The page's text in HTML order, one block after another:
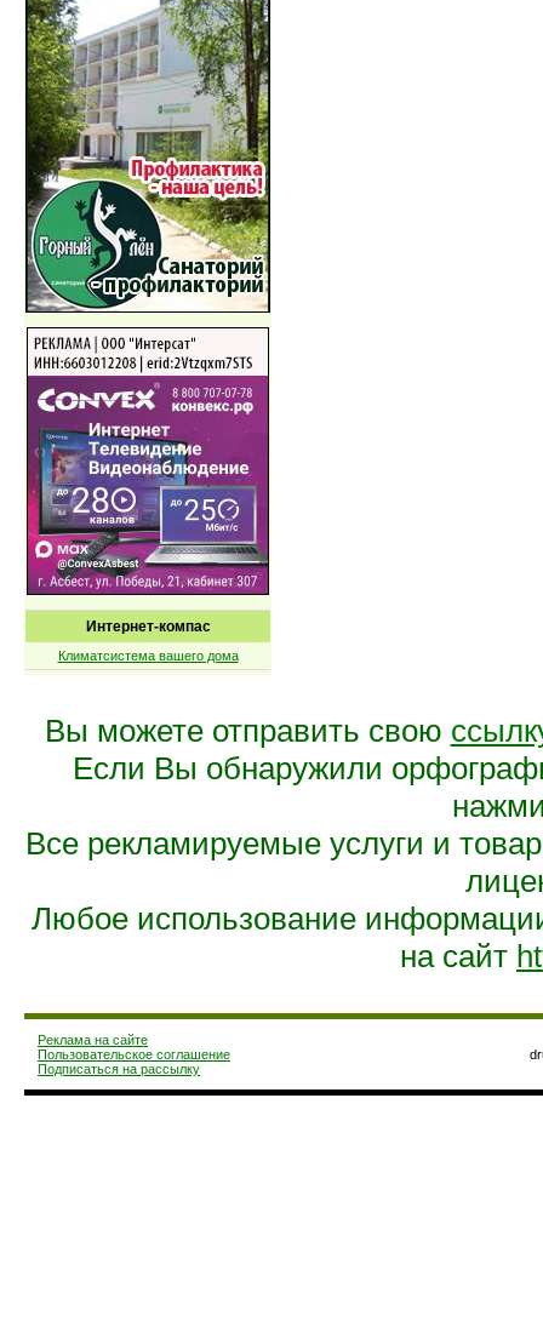
Интернет-компас
Климатсистема вашего дома
Вы можете отправить свою
Если Вы обнаружили
Все рекламируемые услуги и
Любое использование
на сайт
Реклама на сайте
Пользовательское соглашение
Подписаться на рассылку